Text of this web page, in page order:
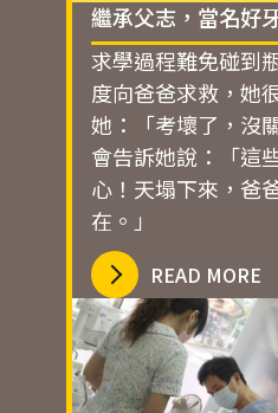
繼承父志，當名好
求學過程難免碰到
度向爸爸求救，她
她：「考壞了，沒
會告訴她說：「這
心！天塌下來，爸
在。」
READ MORE